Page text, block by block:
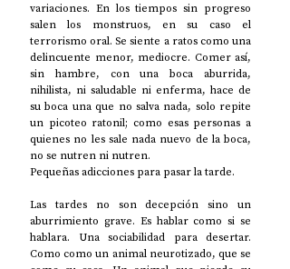
variaciones. En los tiempos sin progreso
salen los monstruos, en su caso el
terrorismo oral. Se siente a ratos como una
delincuente menor, mediocre. Comer así,
sin hambre, con una boca aburrida,
nihilista, ni saludable ni enferma, hace de
su boca una que no salva nada, solo repite
un picoteo ratonil; como esas personas a
quienes no les sale nada nuevo de la boca,
no se nutren ni nutren.
Pequeñas adicciones para pasar la tarde.
Las tardes no son decepción sino un
aburrimiento grave. Es hablar como si se
hablara. Una sociabilidad para desertar.
Como como un animal neurotizado, que se